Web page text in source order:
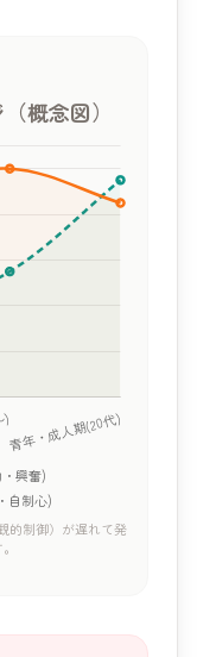
概念図）
的制御）が遅れて発